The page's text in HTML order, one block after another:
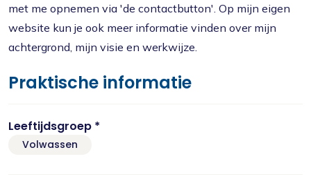
met me opnemen via 'de contactbutton'. Op mijn eigen
website kun je ook meer informatie vinden over mijn
achtergrond, mijn visie en werkwijze.
Praktische informatie
Leeftijdsgroep *
Volwassen